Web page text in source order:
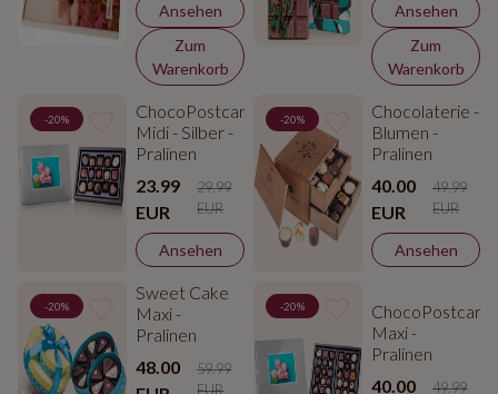
Ansehen
Zum
Warenkorb
Ansehen
Zum
Warenkorb
-20%
ChocoPostcard
Midi - Silber -
Pralinen
23.99
EUR
29.99
EUR
Ansehen
-20%
Chocolaterie -
Blumen -
Pralinen
40.00
EUR
49.99
EUR
Ansehen
-20%
Sweet Cake
Maxi -
Pralinen
48.00
59.99
EUR
-20%
ChocoPostcard
Maxi -
Pralinen
40.00
49.99